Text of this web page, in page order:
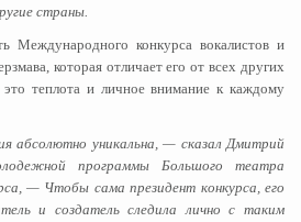
страны.
Международного конкурса вокалистов и
которая отличает его от всех других
теплота и личное внимание к каждому
абсолютно уникальна, — сказал Дмитрий
программы Большого театра
— Чтобы сама президент конкурса, его
и создатель следила лично с таким